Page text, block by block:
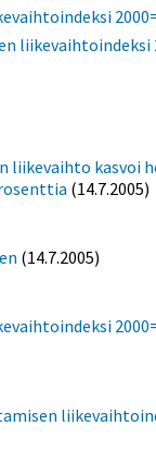
liikevaihtoindeksi
liikevaihto kasvoi
(14.7.2005)
(14.7.2005)